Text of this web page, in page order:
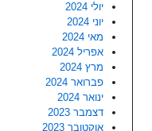
יולי 2024
יוני 2024
מאי 2024
אפריל 2024
מרץ 2024
פברואר 2024
ינואר 2024
דצמבר 2023
אוקטובר 2023